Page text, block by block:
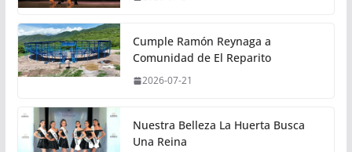
Cumple Ramón Reynaga a
Comunidad de El Reparito
2026-07-21
Nuestra Belleza La Huerta Busca
Una Reina